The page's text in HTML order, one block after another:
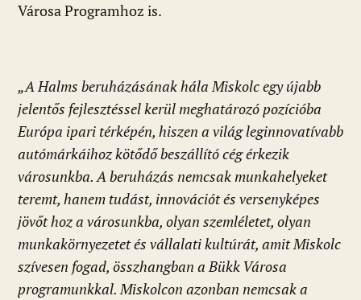
Városa Programhoz is.
„A Halms beruházásának hála Miskolc egy újabb
jelentős fejlesztéssel kerül meghatározó pozícióba
Európa ipari térképén, hiszen a világ leginnovatívabb
autómárkáihoz kötődő beszállító cég érkezik
városunkba. A beruházás nemcsak munkahelyeket
teremt, hanem tudást, innovációt és versenyképes
jövőt hoz a városunkba, olyan szemléletet, olyan
munkakörnyezetet és vállalati kultúrát, amit Miskolc
szívesen fogad, összhangban a Bükk Városa
programunkkal. Miskolcon azonban nemcsak a